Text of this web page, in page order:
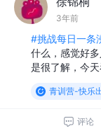
3年前
#挑战每日一条
什么，感觉好
是很了解，今天
青训营-快乐
评论